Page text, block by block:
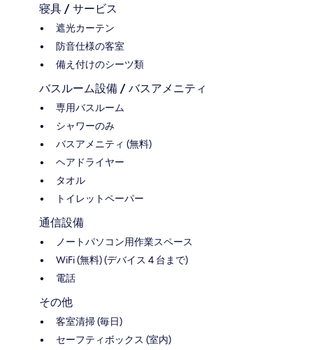
寝具 / サービス
遮光カーテン
防音仕様の客室
備え付けのシーツ類
バスルーム設備 / バスアメニティ
専用バスルーム
シャワーのみ
バスアメニティ (無料)
ヘアドライヤー
タオル
トイレットペーパー
通信設備
ノートパソコン用作業スペース
WiFi (無料) (デバイス 4 台まで)
電話
その他
客室清掃 (毎日)
セーフティボックス (室内)